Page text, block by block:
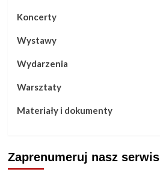
Koncerty
Wystawy
Wydarzenia
Warsztaty
Materiały i dokumenty
Zaprenumeruj nasz serwis